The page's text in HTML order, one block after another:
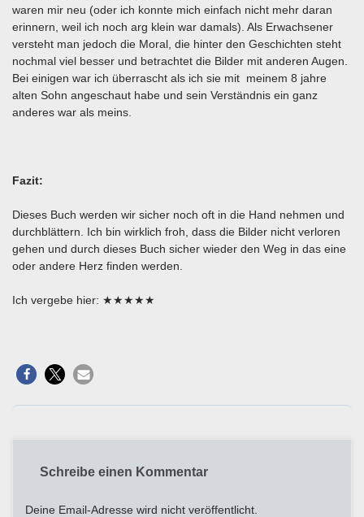
waren mir neu (oder ich konnte mich einfach nicht mehr daran
erinnern, weil ich noch arg klein war damals). Als Erwachsener
versteht man jedoch die Moral, die hinter den Geschichten steht
nochmal viel besser und betrachtet die Bilder mit anderen Augen.
Bei einigen war ich überrascht als ich sie mit meinem 8 jahre
alten Sohn angeschaut habe und sein Verständnis ein ganz
anderes war als meins.
Fazit:
Dieses Buch werden wir sicher noch oft in die Hand nehmen und
durchblättern. Ich bin wirklich froh, dass die Bilder nicht verloren
gehen und durch dieses Buch sicher wieder den Weg in das eine
oder andere Herz finden werden.
Ich vergebe hier: ★★★★★
Schreibe einen Kommentar
Deine Email-Adresse wird nicht veröffentlicht.